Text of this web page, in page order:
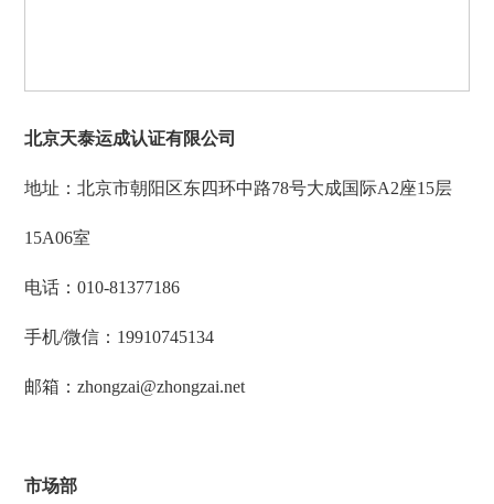
北京天泰运成认证有限公司
地址：北京市朝阳区东四环中路78号大成国际A2座15层
15A06室
电话：010-81377186
手机/微信： 19910745134
邮箱：zhongzai@zhongzai.net
市场部